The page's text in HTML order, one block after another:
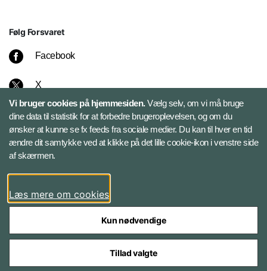
Følg Forsvaret
Facebook
X
Instagram
Bluesky
LinkedIn
Vi bruger cookies på hjemmesiden.Vælg selv, om vi må bruge
dine data til statistik for at forbedre brugeroplevelsen, og om du
ønsker at kunne se fx feeds fra sociale medier. Du kan til hver en tid
ændre dit samtykke ved at klikke på det lille cookie-ikon i venstre side
af skærmen.
Læs mere om cookies
Kun nødvendige
Tillad valgte